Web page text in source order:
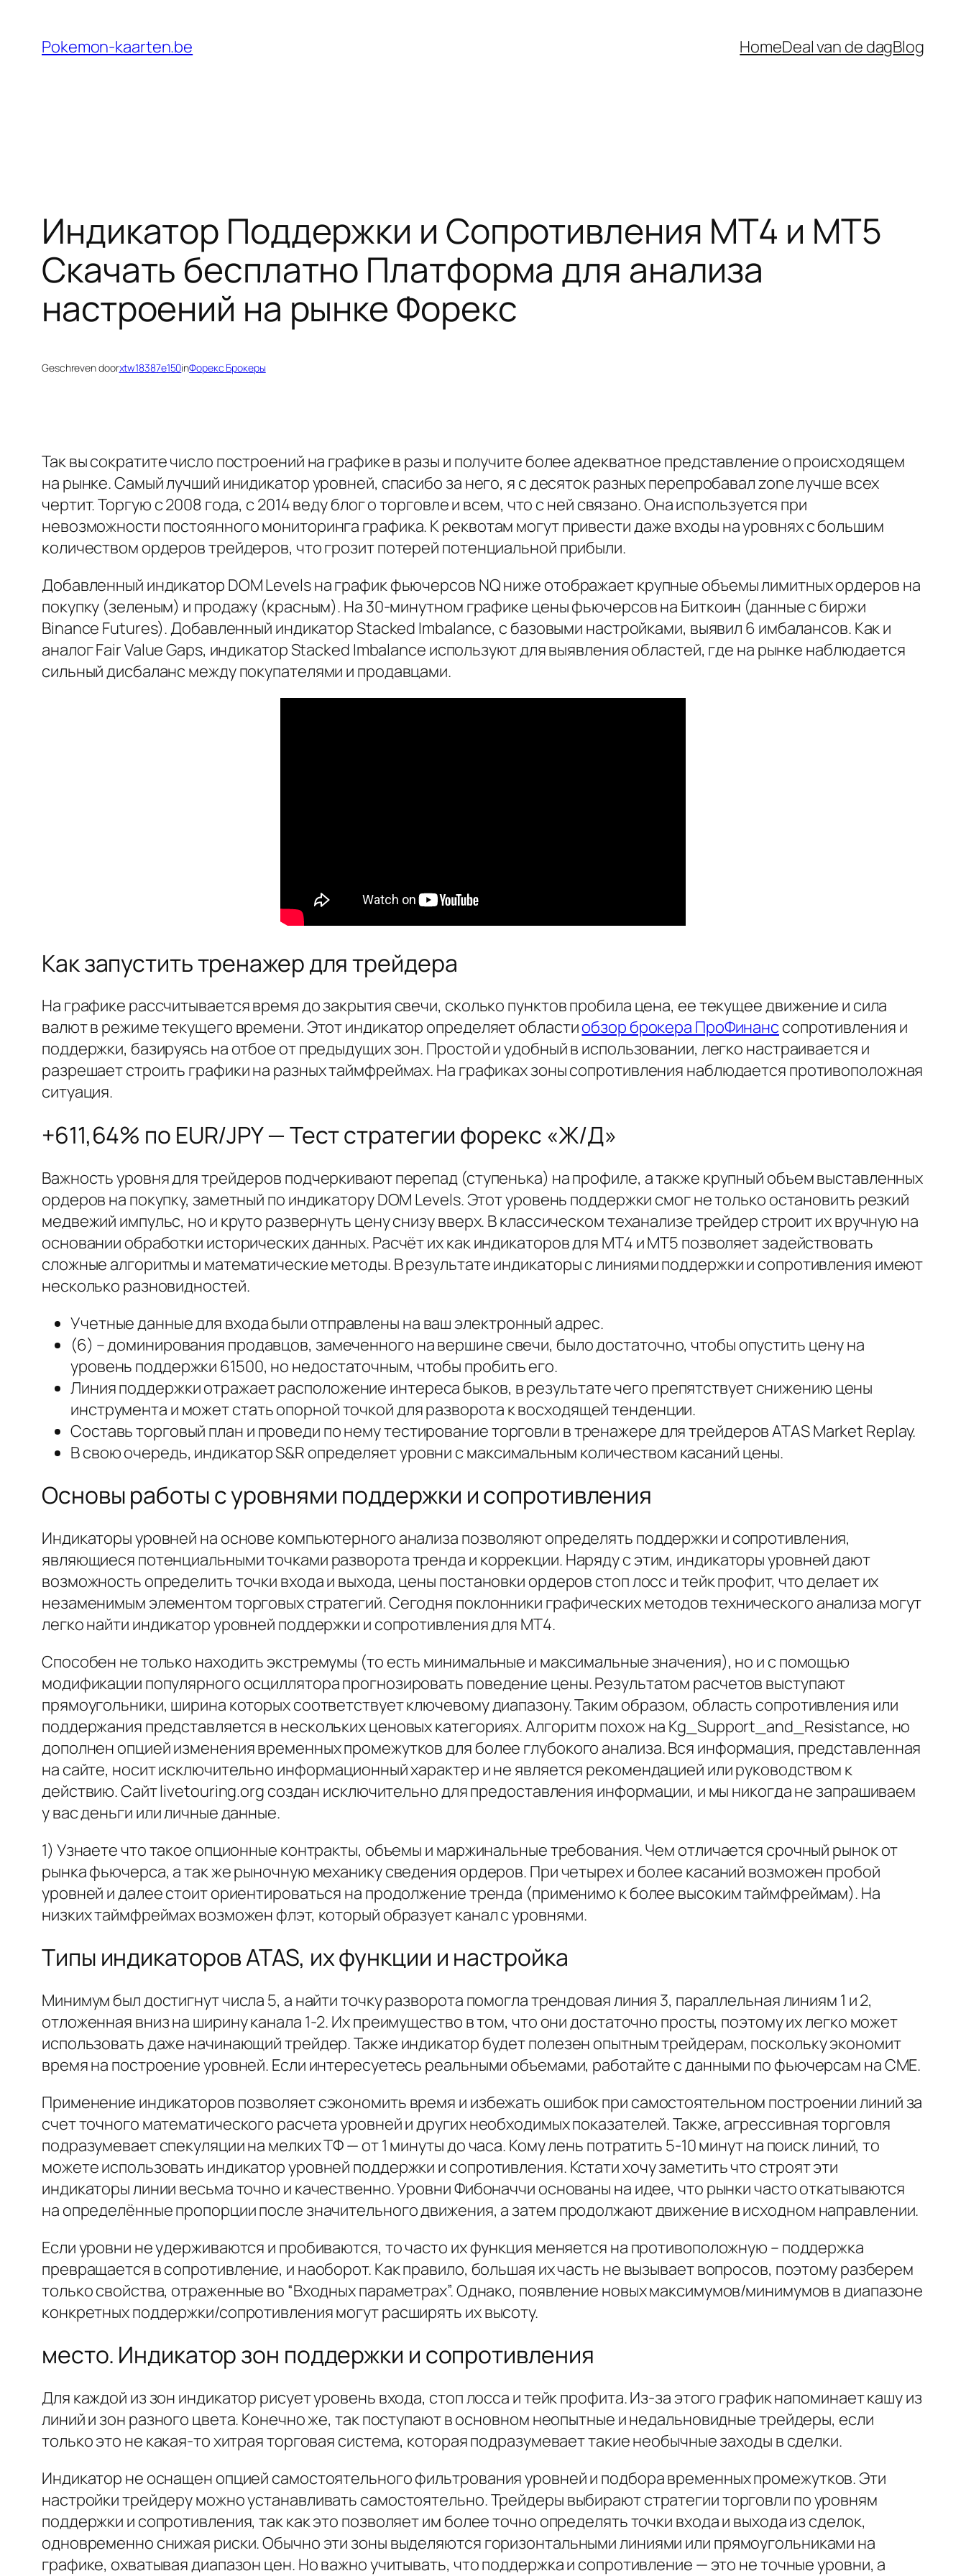
Pokemon-kaarten.be HomeDeal van de dagBlog
Индикатор Поддержки и Сопротивления MT4 и МТ5
Скачать бесплатно Платформа для анализа
настроений на рынке Форекс
Geschreven doorxtw18387e150inФорекс Брокеры
Так вы сократите число построений на графике в разы и получите более адекватное представление о происходящем
на рынке. Самый лучший инидикатор уровней, спасибо за него, я с десяток разных перепробавал zone лучше всех
чертит. Торгую с 2008 года, с 2014 веду блог о торговле и всем, что с ней связано. Она используется при
невозможности постоянного мониторинга графика. К реквотам могут привести даже входы на уровнях с большим
количеством ордеров трейдеров, что грозит потерей потенциальной прибыли.
Добавленный индикатор DOM Levels на график фьючерсов NQ ниже отображает крупные объемы лимитных ордеров на
покупку (зеленым) и продажу (красным). На 30-минутном графике цены фьючерсов на Биткоин (данные с биржи
Binance Futures). Добавленный индикатор Stacked Imbalance, c базовыми настройками, выявил 6 имбалансов. Как и
аналог Fair Value Gaps, индикатор Stacked Imbalance используют для выявления областей, где на рынке наблюдается
сильный дисбаланс между покупателями и продавцами.
Как запустить тренажер для трейдера
На графике рассчитывается время до закрытия свечи, сколько пунктов пробила цена, ее текущее движение и сила
валют в режиме текущего времени. Этот индикатор определяет областиобзор брокера ПроФинанс сопротивления и
поддержки, базируясь на отбое от предыдущих зон. Простой и удобный в использовании, легко настраивается и
разрешает строить графики на разных таймфреймах. На графиках зоны сопротивления наблюдается противоположная
ситуация.
+611,64% по EUR/JPY — Тест стратегии форекс «Ж/Д»
Важность уровня для трейдеров подчеркивают перепад (ступенька) на профиле, а также крупный объем выставленных
ордеров на покупку, заметный по индикатору DOM Levels. Этот уровень поддержки смог не только остановить резкий
медвежий импульс, но и круто развернуть цену снизу вверх. В классическом теханализе трейдер строит их вручную на
основании обработки исторических данных. Расчёт их как индикаторов для МТ4 и МТ5 позволяет задействовать
сложные алгоритмы и математические методы. В результате индикаторы с линиями поддержки и сопротивления имеют
несколько разновидностей.
Учетные данные для входа были отправлены на ваш электронный адрес.
(6) – доминирования продавцов, замеченного на вершине свечи, было достаточно, чтобы опустить цену на
уровень поддержки 61500, но недостаточным, чтобы пробить его.
Линия поддержки отражает расположение интереса быков, в результате чего препятствует снижению цены
инструмента и может стать опорной точкой для разворота к восходящей тенденции.
Составь торговый план и проведи по нему тестирование торговли в тренажере для трейдеров ATAS Market Replay.
В свою очередь, индикатор S&R определяет уровни с максимальным количеством касаний цены.
Основы работы с уровнями поддержки и сопротивления
Индикаторы уровней на основе компьютерного анализа позволяют определять поддержки и сопротивления,
являющиеся потенциальными точками разворота тренда и коррекции. Наряду с этим, индикаторы уровней дают
возможность определить точки входа и выхода, цены постановки ордеров стоп лосс и тейк профит, что делает их
незаменимым элементом торговых стратегий. Сегодня поклонники графических методов технического анализа могут
легко найти индикатор уровней поддержки и сопротивления для МТ4.
Способен не только находить экстремумы (то есть минимальные и максимальные значения), но и с помощью
модификации популярного осциллятора прогнозировать поведение цены. Результатом расчетов выступают
прямоугольники, ширина которых соответствует ключевому диапазону. Таким образом, область сопротивления или
поддержания представляется в нескольких ценовых категориях. Алгоритм похож на Kg_Support_and_Resistance, но
дополнен опцией изменения временных промежутков для более глубокого анализа. Вся информация, представленная
на сайте, носит исключительно информационный характер и не является рекомендацией или руководством к
действию. Сайт livetouring.org создан исключительно для предоставления информации, и мы никогда не запрашиваем
у вас деньги или личные данные.
1) Узнаете что такое опционные контракты, объемы и маржинальные требования. Чем отличается срочный рынок от
рынка фьючерса, а так же рыночную механику сведения ордеров. При четырех и более касаний возможен пробой
уровней и далее стоит ориентироваться на продолжение тренда (применимо к более высоким таймфреймам). На
низких таймфреймах возможен флэт, который образует канал с уровнями.
Типы индикаторов ATAS, их функции и настройка
Минимум был достигнут числа 5, а найти точку разворота помогла трендовая линия 3, параллельная линиям 1 и 2,
отложенная вниз на ширину канала 1-2. Их преимущество в том, что они достаточно просты, поэтому их легко может
использовать даже начинающий трейдер. Также индикатор будет полезен опытным трейдерам, поскольку экономит
время на построение уровней. Если интересуетесь реальными объемами, работайте с данными по фьючерсам на СМЕ.
Применение индикаторов позволяет сэкономить время и избежать ошибок при самостоятельном построении линий за
счет точного математического расчета уровней и других необходимых показателей. Также, агрессивная торговля
подразумевает спекуляции на мелких ТФ — от 1 минуты до часа. Кому лень потратить 5-10 минут на поиск линий, то
можете использовать индикатор уровней поддержки и сопротивления. Кстати хочу заметить что строят эти
индикаторы линии весьма точно и качественно. Уровни Фибоначчи основаны на идее, что рынки часто откатываются
на определённые пропорции после значительного движения, а затем продолжают движение в исходном направлении.
Если уровни не удерживаются и пробиваются, то часто их функция меняется на противоположную – поддержка
превращается в сопротивление, и наоборот. Как правило, большая их часть не вызывает вопросов, поэтому разберем
только свойства, отраженные во “Входных параметрах”. Однако, появление новых максимумов/минимумов в диапазоне
конкретных поддержки/сопротивления могут расширять их высоту.
место. Индикатор зон поддержки и сопротивления
Для каждой из зон индикатор рисует уровень входа, стоп лосса и тейк профита. Из-за этого график напоминает кашу из
линий и зон разного цвета. Конечно же, так поступают в основном неопытные и недальновидные трейдеры, если
только это не какая-то хитрая торговая система, которая подразумевает такие необычные заходы в сделки.
Индикатор не оснащен опцией самостоятельного фильтрования уровней и подбора временных промежутков. Эти
настройки трейдеру можно устанавливать самостоятельно. Трейдеры выбирают стратегии торговли по уровням
поддержки и сопротивления, так как это позволяет им более точно определять точки входа и выхода из сделок,
одновременно снижая риски. Обычно эти зоны выделяются горизонтальными линиями или прямоугольниками на
графике, охватывая диапазон цен. Но важно учитывать, что поддержка и сопротивление — это не точные уровни, а